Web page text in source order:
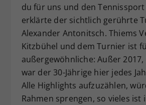
du für uns und den Tennissport
erklärte der sichtlich gerührte
Alexander Antonitsch. Thiems
Kitzbühel und dem Turnier ist
außergewöhnliche: Außer 2017,
war der 30-Jährige hier jedes
Alle Highlights aufzuzählen,
Rahmen sprengen, so vieles ist